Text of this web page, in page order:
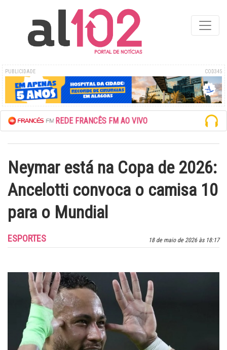
PUBLICIDADE COD345
ESCUTE A REDE FRANCÊS FM AO VIVO
Neymar está na Copa de 2026:
Ancelotti convoca o camisa 10
para o Mundial
18 de maio de 2026 às 18:17
ESPORTES